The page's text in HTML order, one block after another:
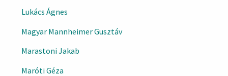
Lukács Ágnes
Magyar Mannheimer Gusztáv
Marastoni Jakab
Maróti Géza